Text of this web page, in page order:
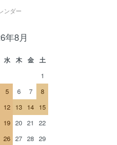
ンダー
年8月
水 木 金
土
1
5 6 7
8
12 13 14 15
19 20 21
22
26 27 28 29